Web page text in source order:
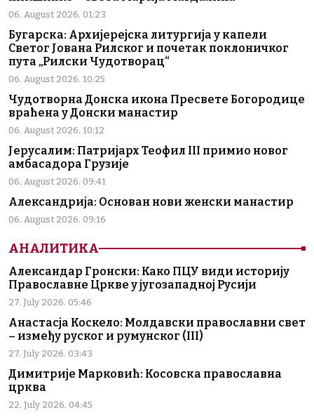
06. August 2026. 01:23
Бугарска: Архијерејска литургија у капели
Светог Јована Рилског и почетак поклоничког
пута „Рилски Чудотворац“
06. August 2026. 10:25
Чудотворна Донска икона Пресвете Богородице
враћена у Донски манастир
06. August 2026. 10:12
Јерусалим: Патријарх Теофил III примио новог
амбасадора Грузије
06. August 2026. 09:41
Александрија: Основан нови женски манастир
06. August 2026. 09:16
АНАЛИТИКА
Александар Гронски: Како ПЦУ види историју
Православне Цркве у југозападној Русији
27. July 2026. 05:46
Анастасја Коскело: Молдавски православни свет
– између руског и румунског (III)
27. July 2026. 03:43
Димитрије Марковић: Косовска православна
црква
22. July 2026. 04:45